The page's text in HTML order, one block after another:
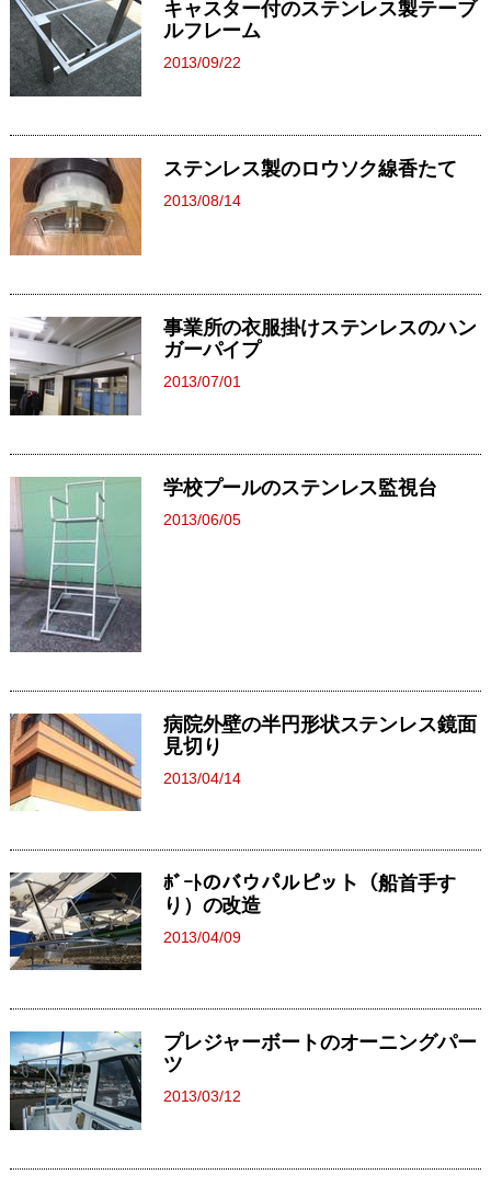
キャスター付のステンレス製テーブ
ルフレーム
2013/09/22
ステンレス製のロウソク線香たて
2013/08/14
事業所の衣服掛けステンレスのハン
ガーパイプ
2013/07/01
学校プールのステンレス監視台
2013/06/05
病院外壁の半円形状ステンレス鏡面
見切り
2013/04/14
ﾎﾞｰﾄのバウパルピット（船首手す
り）の改造
2013/04/09
プレジャーボートのオーニングパー
ツ
2013/03/12